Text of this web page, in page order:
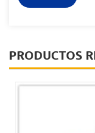
PRODUCTOS